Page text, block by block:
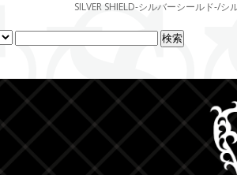
SILVER SHIELD-シルバーシールド-/